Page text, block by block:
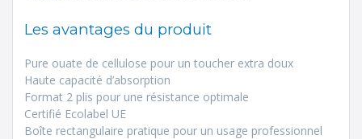
Les avantages du produit
Pure ouate de cellulose pour un toucher extra doux
Haute capacité d’absorption
Format 2 plis pour une résistance optimale
Certifié Ecolabel UE
Boîte rectangulaire pratique pour un usage professionnel